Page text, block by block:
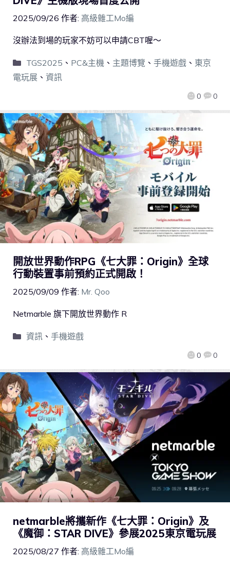
2025/09/26 作者: 高級雜工Mo編
0 0
沒辦法到場的玩家不妨可以申請CBT喔～
TGS2025 、 PC&主機、 主題博覽 、 手機遊戲、 東京
電玩展 、 資訊
開放世界動作RPG《七大罪：Origin》全球
行動裝置事前預約正式開啟！
2025/09/09 作者: Mr. Qoo
0 0
Netmarble 旗下開放世界動作 R
資訊、 手機遊戲
netmarble將攜新作《七大罪：Origin》及
《魔御：STAR DIVE》參展2025東京電玩展
2025/08/27 作者: 高級雜工Mo編